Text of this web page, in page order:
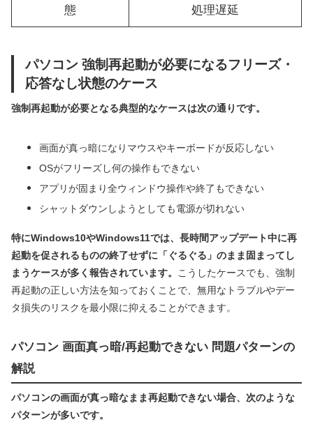
態 処理遅延
パソコン 強制再起動が必要になるフリーズ・
応答なし状態のケース
強制再起動が必要となる典型的なケースは次の通りです。
画面が真っ暗になりマウスやキーボードが反応しない
OSがフリーズし何の操作もできない
アプリが固まり全ウィンドウ操作や終了もできない
シャットダウンしようとしても電源が切れない
特にWindows10やWindows11では、長時間アップデート中に再
起動を促されるものの終了せずに「ぐるぐる」のまま固まってし
まうケースが多く報告されています。
こうしたケースでも、強制
再起動の正しい方法を知っておくことで、無用なトラブルやデー
タ損失のリスクを最小限に抑えることができます。
パソコン 画面真っ暗/再起動できない 問題パターンの
解説
パソコンの画面が真っ暗なまま再起動できない場合、次のような
パターンが多いです。